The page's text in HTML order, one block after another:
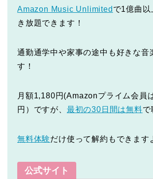
Amazon Music Unlimited で1億曲
き放題できます！
通勤通学中や家事の途中も好きな音
す！
月額1,180円(Amazonプライム会員
円）ですが、 最初の30日間は無料で
無料体験だけ使って解約もできます
公式サイト